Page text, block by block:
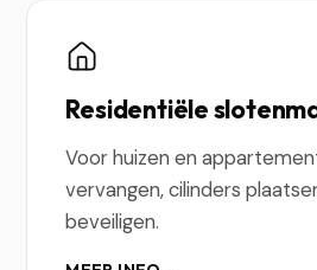
Residentiële
Voor huizen en
vervangen, cilinders
beveiligen.